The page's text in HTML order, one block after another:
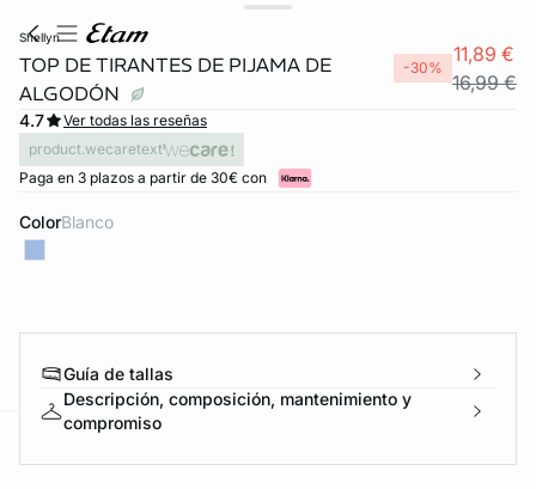
shellyn
TOP DE TIRANTES DE PIJAMA DE
ALGODÓN
-30%
11,89 €
16,99 €
4.7
Ver todas las reseñas
product.wecaretext
Paga en 3 plazos a partir de 30€ con
Color blanco
Guía de tallas
Descripción, composición, mantenimiento y
compromiso